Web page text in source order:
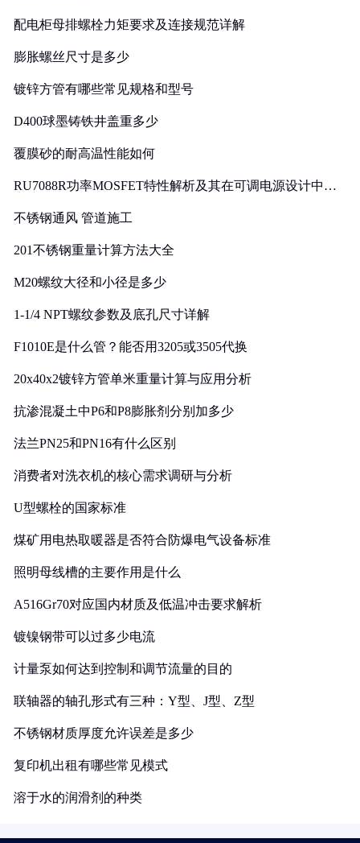
配电柜母排螺栓力矩要求及连接规范详解
膨胀螺丝尺寸是多少
镀锌方管有哪些常见规格和型号
D400球墨铸铁井盖重多少
覆膜砂的耐高温性能如何
RU7088R功率MOSFET特性解析及其在可调电源设计中的
不锈钢通风 管道施工
201不锈钢重量计算方法大全
M20螺纹大径和小径是多少
1-1/4 NPT螺纹参数及底孔尺寸详解
F1010E是什么管？能否用3205或3505代换
20x40x2镀锌方管单米重量计算与应用分析
抗渗混凝土中P6和P8膨胀剂分别加多少
法兰PN25和PN16有什么区别
消费者对洗衣机的核心需求调研与分析
U型螺栓的国家标准
煤矿用电热取暖器是否符合防爆电气设备标准
照明母线槽的主要作用是什么
A516Gr70对应国内材质及低温冲击要求解析
镀镍钢带可以过多少电流
计量泵如何达到控制和调节流量的目的
联轴器的轴孔形式有三种：Y型、J型、Z型
不锈钢材质厚度允许误差是多少
复印机出租有哪些常见模式
溶于水的润滑剂的种类